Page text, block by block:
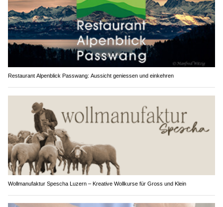
Restaurant Alpenblick Passwang: Aussicht geniessen und einkehren
Wollmanufaktur Spescha Luzern – Kreative Wollkurse für Gross und Klein